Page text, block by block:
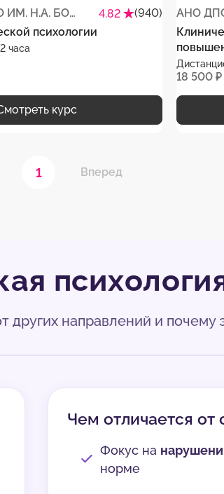
АНО ДПО "НАМО ИМ. Н.А. БОРОДИНА" 4.82
(940)
психологии
часа
курс
АНО
18 500 ₽
1 Вперед
других направлений и почему
Чем отличается от
Фокус на
норме